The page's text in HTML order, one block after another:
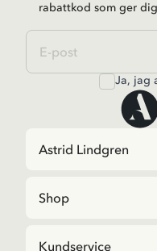
Anmäl dig till vårt